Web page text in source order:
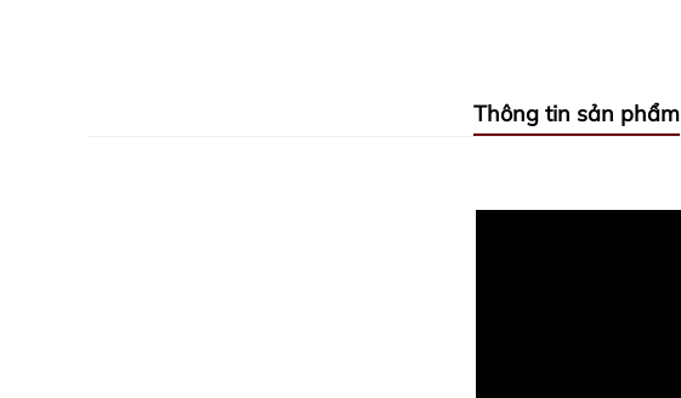
Thông tin sản phẩm